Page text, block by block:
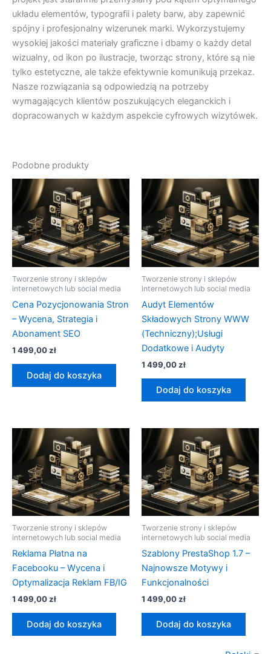
układu elementów, typografii i palety barw, aby zapewnić
spójny i profesjonalny wizerunek marki. Wykorzystujemy
wysokiej jakości materiały graficzne i dbamy o każdy detal
wizualny, od ikon po ilustracje, tworząc strony, które są nie
tylko estetyczne, ale także efektywnie komunikują przekaz.
Nasze rozwiązania są odpowiedzią na potrzeby
wymagających klientów poszukujących eleganckich i
dopracowanych w każdym aspekcie cyfrowych wizytówek.
Podobne produkty
Tworzenie strony i sklepów
internetowych lub social media
Cena Pozycjonowania Stron
– Wycena, Strategia i
Abonament SEO
1 499,00zł
Dodaj do koszyka
Tworzenie strony i sklepów
internetowych lub social media
Audyt Elementów
Składowych Strony WWW
(Techniczny);Usługi
Dodatkowe i Audyty
1 499,00zł
Dodaj do koszyka
Tworzenie strony i sklepów
internetowych lub social media
Reklama Płatna na
Facebooku – Wycena i
Optymalizacja Reklam FB/IG
1 499,00zł
Dodaj do koszyka
Tworzenie strony i sklepów
internetowych lub social media
Szablony PrestaShop 1.7 –
Najnowsze Motywy i
Funkcjonalności
1 499,00zł
Dodaj do koszyka